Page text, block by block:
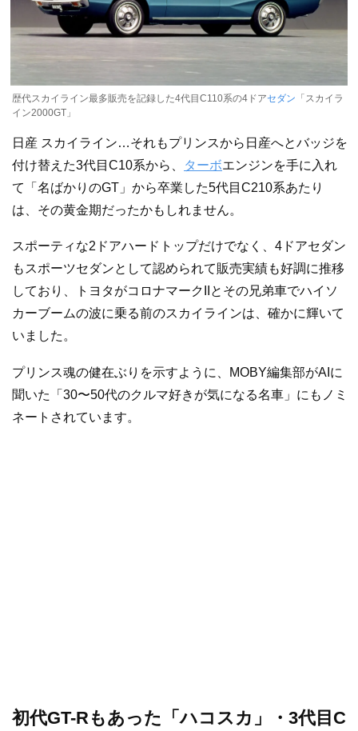
歴代スカイライン最多販売を記録した4代目C110系の4ドアセダン 「スカイラ
イン2000GT」
日産 スカイライン…それもプリンスから日産へとバッジを
付け替えた3代目C10系から、
ターボエンジンを手に入れ
て「名ばかりのGT」から卒業した5代目C210系あたり
は、その黄金期だったかもしれません。
スポーティな2ドアハードトップだけでなく、4ドアセダン
もスポーツセダンとして認められて販売実績も好調に推移
しており、トヨタがコロナマークIIとその兄弟車でハイソ
カーブームの波に乗る前のスカイラインは、確かに輝いて
いました。
プリンス魂の健在ぶりを示すように、MOBY編集部がAIに
聞いた「30〜50代のクルマ好きが気になる名車」にもノミ
ネートされています。
初代GT-Rもあった「ハコスカ」・3代目C